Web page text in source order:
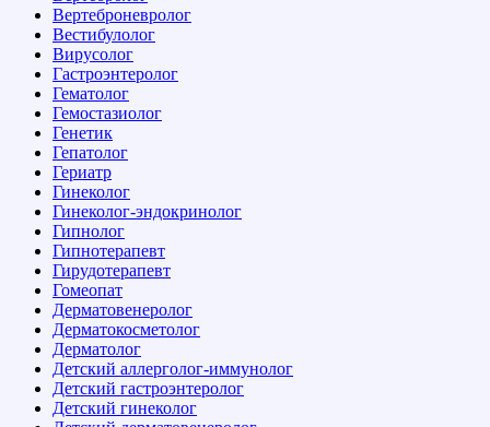
Вертеброневролог
Вестибулолог
Вирусолог
Гастроэнтеролог
Гематолог
Гемостазиолог
Генетик
Гепатолог
Гериатр
Гинеколог
Гинеколог-эндокринолог
Гипнолог
Гипнотерапевт
Гирудотерапевт
Гомеопат
Дерматовенеролог
Дерматокосметолог
Дерматолог
Детский аллерголог-иммунолог
Детский гастроэнтеролог
Детский гинеколог